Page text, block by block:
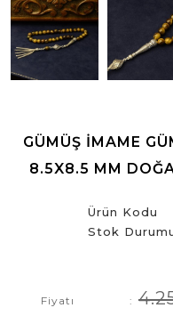
GÜMÜŞ İMAME
8.5X8.5 MM
Ürün Kodu
Stok
Fiyatı